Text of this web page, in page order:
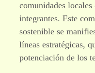
comunidades
integrantes. Este
sostenible se
líneas estratégicas,
potenciación de los